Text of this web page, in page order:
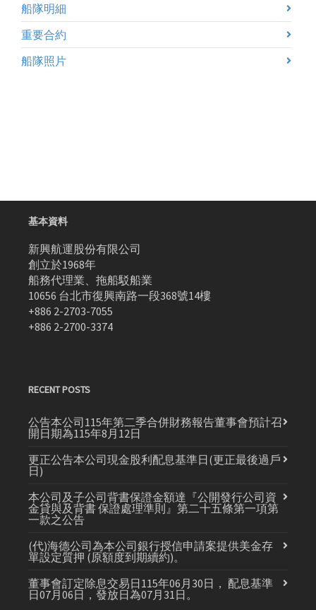
船隊明細
重要合約
船隊照片
基本資料
新興航運股份有限公司
創立於1968年
船務代理業、拖船駁船業
10656 台北市復興南路一段368號14樓
+886 2-2703-7055
+886 2-2700-3374
RECENT POSTS
公告本公司115年第二季合併財務報告董事會預計召
開日期為115年8月12日
更正公告本公司現金股利配息基準日(更正最後過戶
日)
本公司及子公司背書保證金額達『公開發行公司資
金貸與及背書 保證處理準則』第二十五條第一項第
一款之公告
(代)海德公司為本公司銀行授信申請案提供美金存
單設定質押 (原額度到期續約)。
董事會訂定除息交易日115年06月30日， 配息基準
日07月06日，發放日為07月31日。